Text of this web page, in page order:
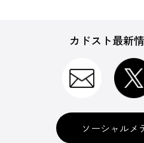
カドスト最新
ソーシャルメ